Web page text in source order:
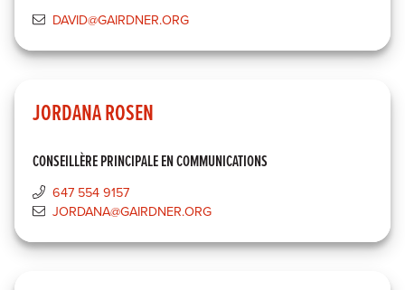
DAVID@GAIRDNER.ORG
JORDANA ROSEN
CONSEILLÈRE PRINCIPALE EN COMMUNICATIONS
647 554 9157
JORDANA@GAIRDNER.ORG